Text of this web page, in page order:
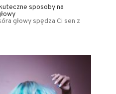
sposoby na
głowy spędza Ci sen z